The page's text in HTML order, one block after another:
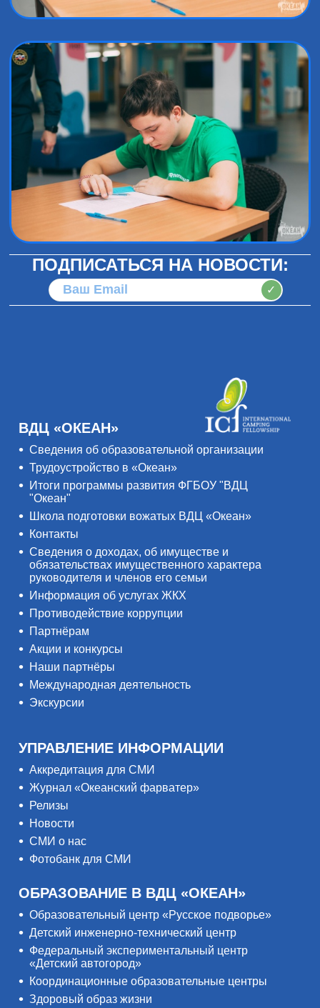
ПОДПИСАТЬСЯ НА НОВОСТИ:
✓
ВДЦ «ОКЕАН»
Сведения об образовательной организации
Трудоустройство в «Океан»
Итоги программы развития ФГБОУ "ВДЦ
"Океан"
Школа подготовки вожатых ВДЦ «Океан»
Контакты
Сведения о доходах, об имуществе и
обязательствах имущественного характера
руководителя и членов его семьи
Информация об услугах ЖКХ
Противодействие коррупции
Партнёрам
Акции и конкурсы
Наши партнёры
Международная деятельность
Экскурсии
УПРАВЛЕНИЕ ИНФОРМАЦИИ
Аккредитация для СМИ
Журнал «Океанский фарватер»
Релизы
Новости
СМИ о нас
Фотобанк для СМИ
ОБРАЗОВАНИЕ В ВДЦ «ОКЕАН»
Образовательный центр «Русское подворье»
Детский инженерно-технический центр
Федеральный экспериментальный центр
«Детский автогород»
Координационные образовательные центры
Здоровый образ жизни